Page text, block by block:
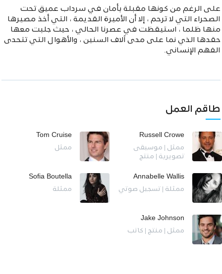
على الرغم من كونها مقبلة بأمان في سرداب عميق تحت
الصحراء التي لا ترحم ، إلا أن الأميرة القديمة ، التي أخذ مصيرها
منها ظلما ، استيقظت في عصرنا الحالي ، حيث جلبت معها
حقدها الذي نما على مدى آلاف السنين ، والأهوال التي تتحدى
الفهم الإنساني.
طاقم العمل
Russell Crowe
ممثل | موسيقى
تصويرية | منتج
Tom Cruise
ممثل
Annabelle Wallis
ممثلة | تسجيل صوتي
Sofia Boutella
ممثلة
Jake Johnson
ممثل | منتج | كاتب